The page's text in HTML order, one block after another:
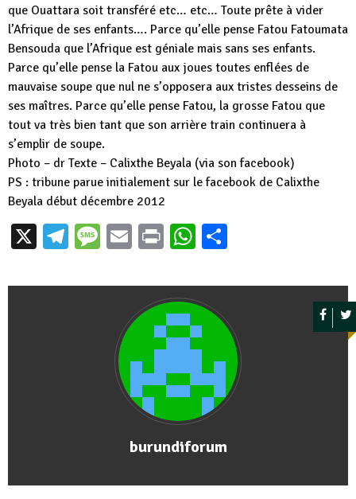
que Ouattara soit transféré etc… etc… Toute prête à vider
l’Afrique de ses enfants…. Parce qu’elle pense Fatou Fatoumata
Bensouda que l’Afrique est géniale mais sans ses enfants.
Parce qu’elle pense la Fatou aux joues toutes enflées de
mauvaise soupe que nul ne s’opposera aux tristes desseins de
ses maîtres. Parce qu’elle pense Fatou, la grosse Fatou que
tout va très bien tant que son arrière train continuera à
s’emplir de soupe.
Photo – dr Texte – Calixthe Beyala (via son facebook)
PS : tribune parue initialement sur le facebook de Calixthe
Beyala début décembre 2012
X Telegram
Message
EmailPrintWhatsApp
burundiforum